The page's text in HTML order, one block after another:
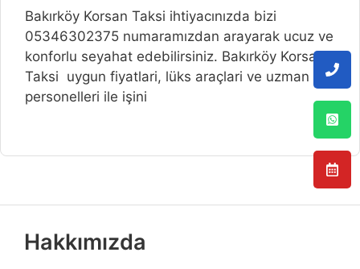
Bakırköy Korsan Taksi ihtiyacınızda bizi
05346302375 numaramızdan arayarak ucuz ve
konforlu seyahat edebilirsiniz. Bakırköy Korsan
Taksi uygun fiyatlari, lüks araçlari ve uzman
personelleri ile işini
Hakkımızda